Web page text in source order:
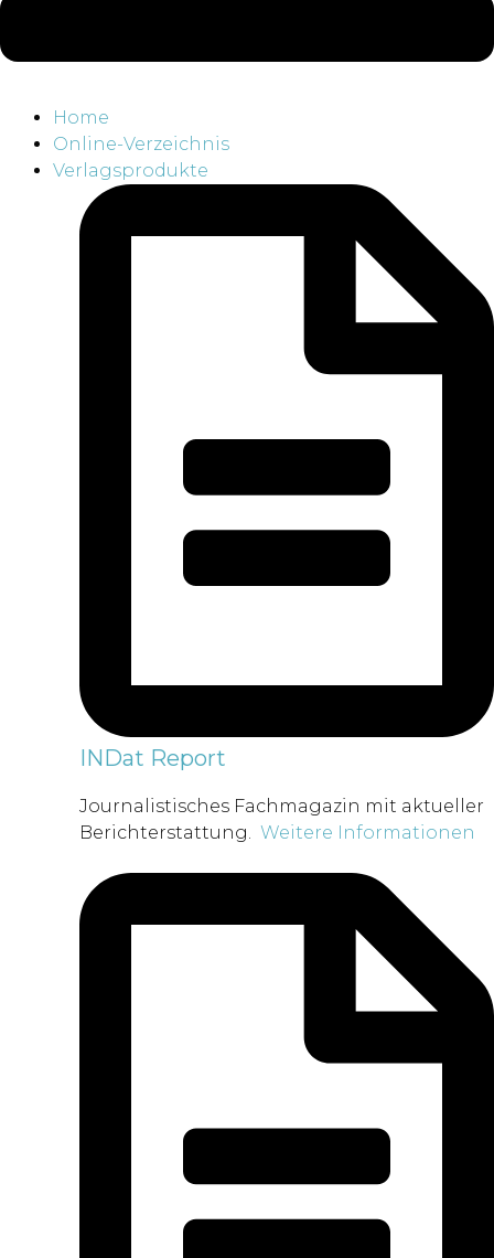
Home
Online-Verzeichnis
Verlagsprodukte
INDat Report
Journalistisches Fachmagazin mit aktueller
Berichterstattung. Weitere Informationen